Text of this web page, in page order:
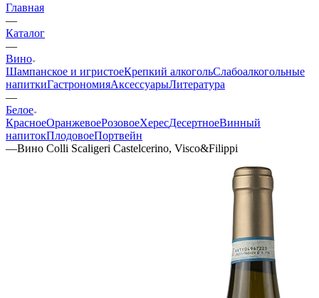
Главная
—
Каталог
—
Вино
Шампанское и игристоеКрепкий алкогольСлабоалкогольные
напиткиГастрономияАксессуарыЛитература
—
Белое
КрасноеОранжевоеРозовоеХересДесертноеВинный
напитокПлодовоеПортвейн
—Вино Colli Scaligeri Castelcerino, Visco&Filippi